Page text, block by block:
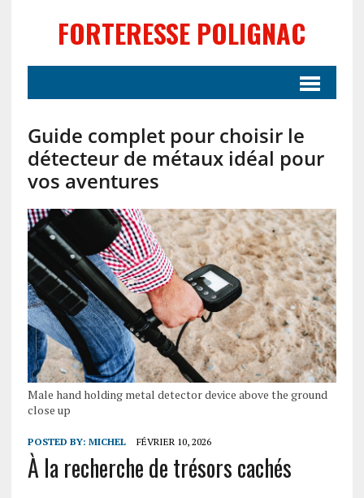
FORTERESSE POLIGNAC
Guide complet pour choisir le
détecteur de métaux idéal pour
vos aventures
Male hand holding metal detector device above the ground
close up
POSTED BY: MICHEL FÉVRIER 10, 2026
À la recherche de trésors cachés